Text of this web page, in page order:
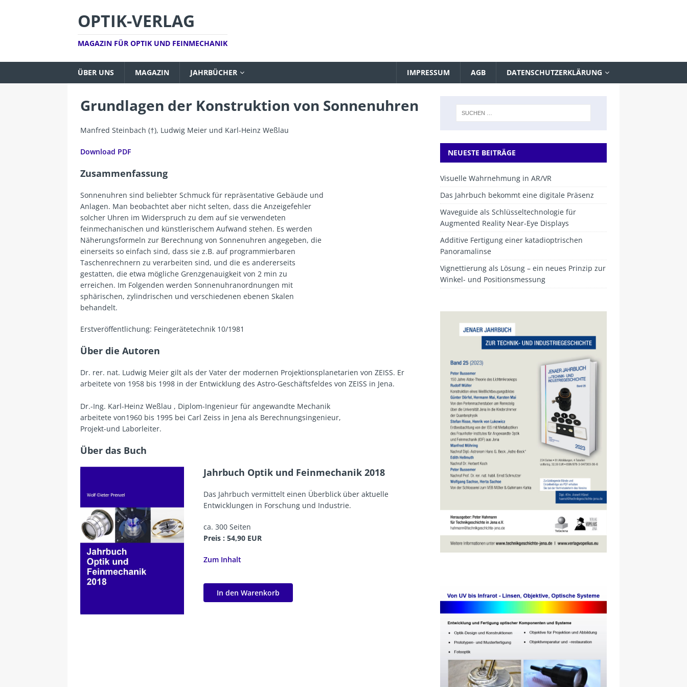
OPTIK-VERLAG
MAGAZIN FÜR OPTIK UND FEINMECHANIK
ÜBER UNS MAGAZIN JAHRBÜCHER DATENSCHUTZERKLÄRUNG
AGB
IMPRESSUM
Grundlagen der Konstruktion von Sonnenuhren
Manfred Steinbach (†), Ludwig Meier und Karl-Heinz Weßlau
Download PDF
Zusammenfassung
Sonnenuhren sind beliebter Schmuck für repräsentative Gebäude und
Anlagen. Man beobachtet aber nicht selten, dass die Anzeigefehler
solcher Uhren im Widerspruch zu dem auf sie verwendeten
feinmechanischen und künstlerischem Aufwand stehen. Es werden
Näherungsformeln zur Berechnung von Sonnenuhren angegeben, die
einerseits so einfach sind, dass sie z.B. auf programmierbaren
Taschenrechnern zu verarbeiten sind, und die es andererseits
gestatten, die etwa mögliche Grenzgenauigkeit von 2 min zu
erreichen. Im Folgenden werden Sonnenuhranordnungen mit
sphärischen, zylindrischen und verschiedenen ebenen Skalen
behandelt.
Erstveröffentlichung: Feingerätetechnik 10/1981
Über die Autoren
Dr. rer. nat. Ludwig Meier gilt als der Vater der modernen Projektionsplanetarien von ZEISS. Er
arbeitete von 1958 bis 1998 in der Entwicklung des Astro-Geschäftsfeldes von ZEISS in Jena.
Dr.-Ing. Karl-Heinz Weßlau , Diplom-Ingenieur für angewandte Mechanik
arbeitete von1960 bis 1995 bei Carl Zeiss in Jena als Berechnungsingenieur,
Projekt-und Laborleiter.
Über das Buch
Jahrbuch Optik und Feinmechanik 2018
Das Jahrbuch vermittelt einen Überblick über aktuelle
Entwicklungen in Forschung und Industrie.
ca. 300 Seiten
Preis : 54,90 EUR
Zum Inhalt
In den Warenkorb
NEUESTE BEITRÄGE
Visuelle Wahrnehmung in AR/VR
Das Jahrbuch bekommt eine digitale Präsenz
Waveguide als Schlüsseltechnologie für
Augmented Reality Near-Eye Displays
Additive Fertigung einer katadioptrischen
Panoramalinse
Vignettierung als Lösung – ein neues Prinzip zur
Winkel- und Positionsmessung